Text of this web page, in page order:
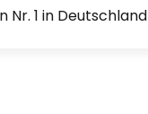
Nr. 1 in Deutschland